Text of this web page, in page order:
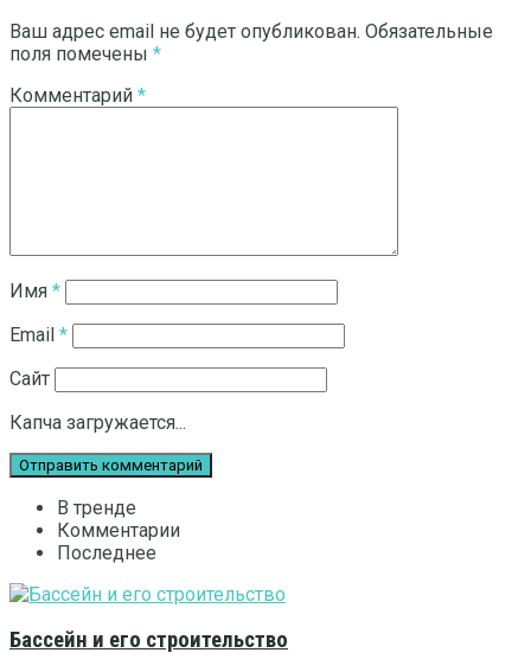
Ваш адрес email не будет опубликован. Обязательные
поля помечены *
Комментарий *
Имя *
Email *
Сайт
Капча загружается...
В тренде
Комментарии
Последнее
Бассейн и его строительство